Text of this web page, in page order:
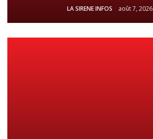
LA SIRENE INFOS août 7, 2026